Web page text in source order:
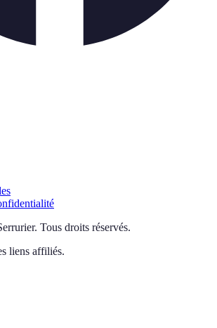
. Tous droits réservés.
liens affiliés.